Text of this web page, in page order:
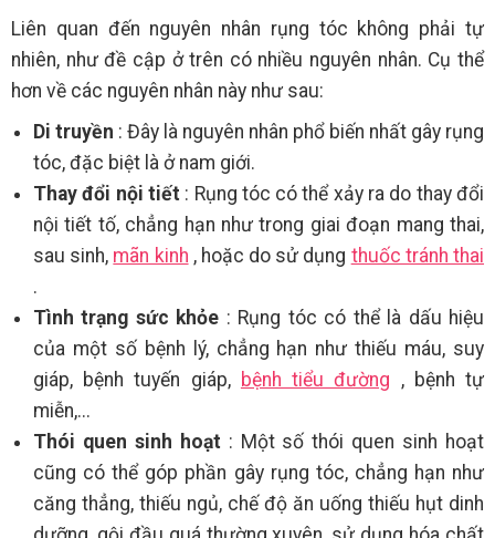
Liên quan đến nguyên nhân rụng tóc không phải tự
nhiên, như đề cập ở trên có nhiều nguyên nhân. Cụ thể
hơn về các nguyên nhân này như sau:
Di truyền : Đây là nguyên nhân phổ biến nhất gây rụng
tóc, đặc biệt là ở nam giới.
Thay đổi nội tiết : Rụng tóc có thể xảy ra do thay đổi
nội tiết tố, chẳng hạn như trong giai đoạn mang thai,
sau sinh, mãn kinh , hoặc do sử dụng thuốc tránh thai
.
Tình trạng sức khỏe : Rụng tóc có thể là dấu hiệu
của một số bệnh lý, chẳng hạn như thiếu máu, suy
giáp, bệnh tuyến giáp, bệnh tiểu đường , bệnh tự
miễn,...
Thói quen sinh hoạt : Một số thói quen sinh hoạt
cũng có thể góp phần gây rụng tóc, chẳng hạn như
căng thẳng, thiếu ngủ, chế độ ăn uống thiếu hụt dinh